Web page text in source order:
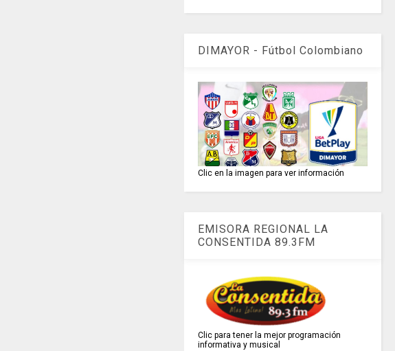
DIMAYOR - Fútbol Colombiano
Clic en la imagen para ver información
EMISORA REGIONAL LA
CONSENTIDA 89.3FM
Clic para tener la mejor programación
informativa y musical